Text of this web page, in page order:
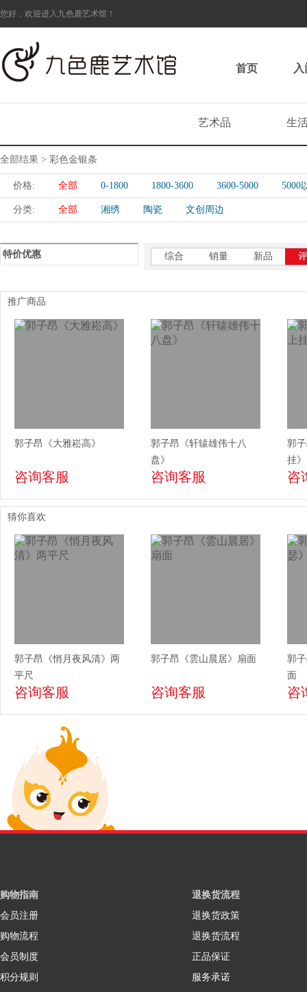
您好，欢迎进入九色鹿艺术馆！
首页
艺术品 生
全部结果 > 彩色金银条
价格: 全部 0-1800 1800-3600 3600-5000 5000
分类: 全部 湘绣 陶瓷 文创周边
特价优惠 综合 销量 新品
推广商品
郭子昂《大雅崧高》
咨询客服
郭子昂《轩辕雄伟十八
盘》
咨询客服
郭
挂》
咨
猜你喜欢
郭子昂《悄月夜风清》两
平尺
咨询客服
郭子昂《雲山晨居》扇面
咨询客服
郭
面
咨
购物指南
会员注册
购物流程
会员制度
积分规则
退换货流程
退换货政策
退换货流程
正品保证
服务承诺